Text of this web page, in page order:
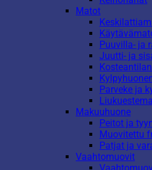
Matot
Puuvilla- ja
Juutti- ja
Parveke ja
Makuuhuone
Peitot ja
Muovitettu
Patjat ja
Vaahtomuovit